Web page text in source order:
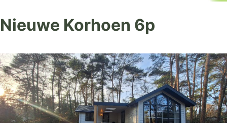
Nieuwe Korhoen 6p